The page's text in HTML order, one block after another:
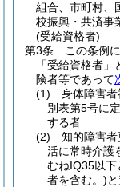
組合、市町村、
校振興・共済事
(受給資格者)
第3条
この条例
「受給資格者」
険者等であって
(1)
身体障害者
別表第5号に
する者
(2)
知的障害
活に常時介護
むねIQ35以下
者を含む。)